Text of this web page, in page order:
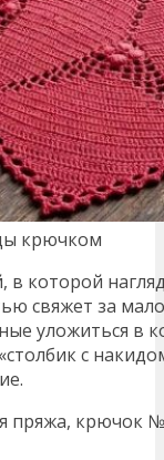
крючком
в которой
свяжет за
уложиться в
с
пряжа, крючок